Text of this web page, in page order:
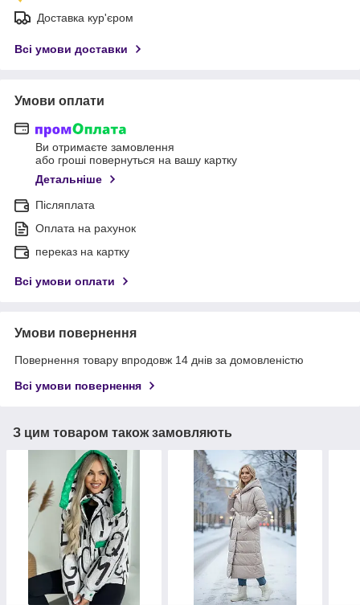
Доставка кур'єром
Всі умови доставки
Умови оплати
Ви отримаєте замовлення
або гроші повернуться на вашу картку
Детальніше
Післяплата
Оплата на рахунок
переказ на картку
Всі умови оплати
Умови повернення
Повернення товару впродовж 14 днів за домовленістю
Всі умови повернення
З цим товаром також замовляють